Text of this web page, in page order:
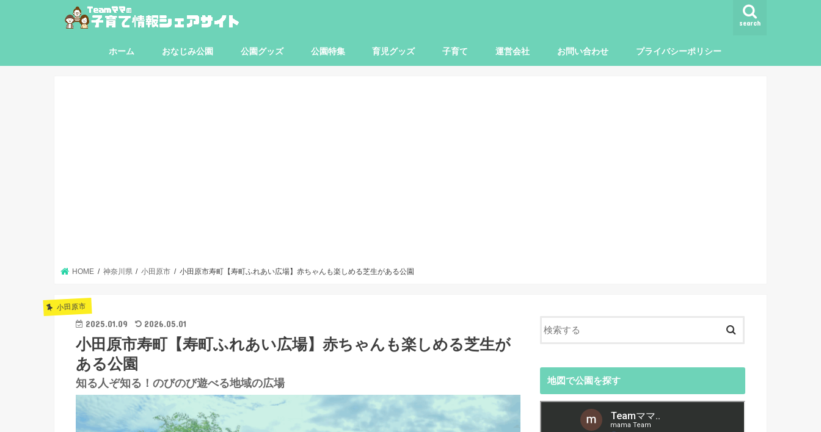
search
ホーム おなじみ公園 公園グッズ 公園特集 育児グッズ 子育て 運営会社 お問い合わせ プライバシーポリシー
HOME 神奈川県 小田原市 小田原市寿町【寿町ふれあい広場】赤ちゃんも楽しめる芝生がある公園
小田原市
2025.01.09 2026.05.01
小田原市寿町【寿町ふれあい広場】赤ちゃんも楽しめる芝生が
ある公園
知る人ぞ知る！のびのび遊べる地域の広場 地図で公園を探す